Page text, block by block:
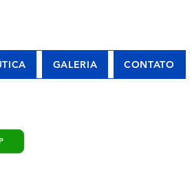
GALERIA CONTATO